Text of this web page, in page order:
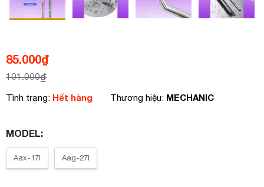
85.000₫
101.000₫
Tình trạng: Hết hàng Thương hiệu: MECHANIC
MODEL:
Aax-17l Aag-27l